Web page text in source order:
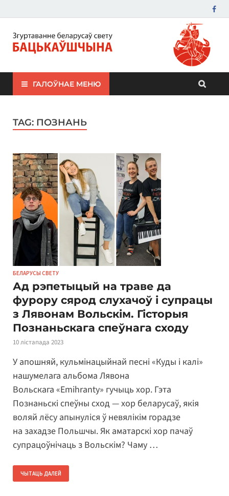
ЗБС "Бацькаўшчына"
ГАЛОЎНАЕ МЕНЮ
TAG: ПОЗНАНЬ
БЕЛАРУСЫ СВЕТУ
Ад рэпетыцый на траве да
фурору сярод слухачоў і супрацы
з Лявонам Вольскім. Гісторыя
Познаньскага спеўнага сходу
10 лістапада 2023
У апошняй, кульмінацыйнай песні «Куды і калі»
нашумелага альбома Лявона
Вольскага «Emihranty» гучыць хор. Гэта
Познаньскі спеўны сход — хор беларусаў, якія
воляй лёсу апынуліся ў невялікім горадзе
на захадзе Польшчы. Як аматарскі хор пачаў
супрацоўнічаць з Вольскім? Чаму …
ЧЫТАЦЬ ДАЛЕЙ